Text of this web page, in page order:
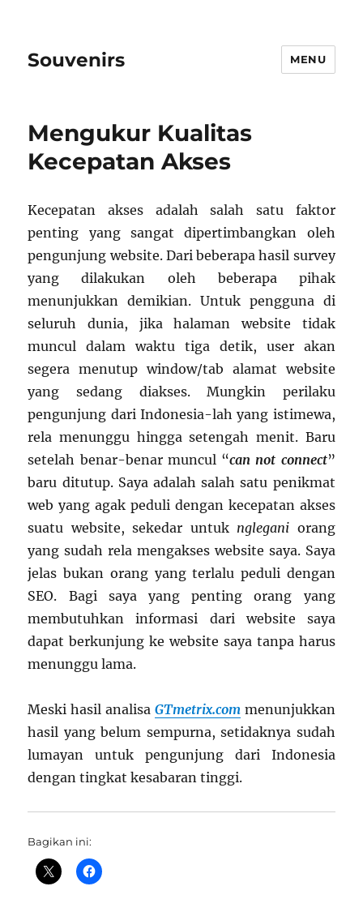
Souvenirs MENU
Mengukur Kualitas
Kecepatan Akses
Kecepatan akses adalah salah satu faktor
penting yang sangat dipertimbangkan oleh
pengunjung website. Dari beberapa hasil survey
yang dilakukan oleh beberapa pihak
menunjukkan demikian. Untuk pengguna di
seluruh dunia, jika halaman website tidak
muncul dalam waktu tiga detik, user akan
segera menutup window/tab alamat website
yang sedang diakses. Mungkin perilaku
pengunjung dari Indonesia-lah yang istimewa,
rela menunggu hingga setengah menit. Baru
setelah benar-benar muncul “can not connect”
baru ditutup. Saya adalah salah satu penikmat
web yang agak peduli dengan kecepatan akses
suatu website, sekedar untuk nglegani orang
yang sudah rela mengakses website saya. Saya
jelas bukan orang yang terlalu peduli dengan
SEO. Bagi saya yang penting orang yang
membutuhkan informasi dari website saya
dapat berkunjung ke website saya tanpa harus
menunggu lama.
Meski hasil analisa GTmetrix.commenunjukkan
hasil yang belum sempurna, setidaknya sudah
lumayan untuk pengunjung dari Indonesia
dengan tingkat kesabaran tinggi.
Bagikan ini: